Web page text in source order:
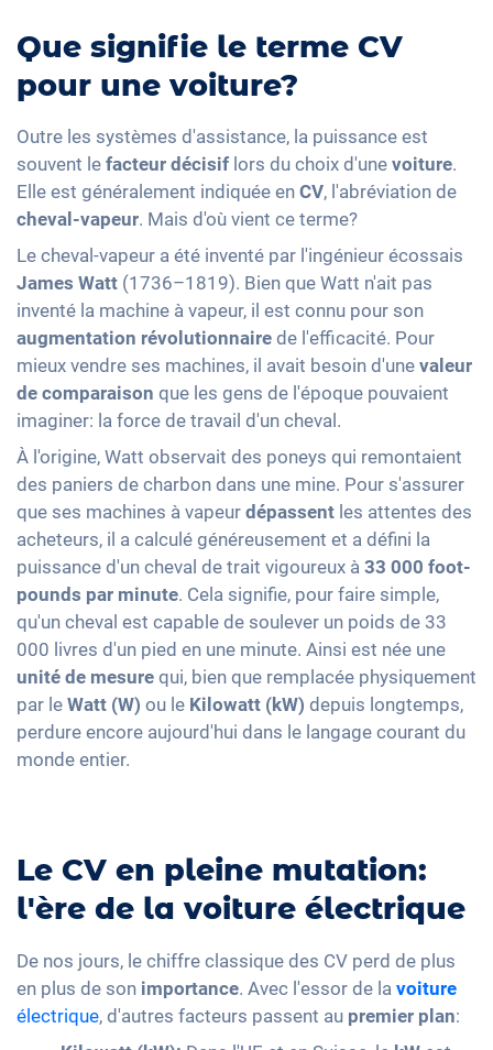
Que signifie le terme CV
pour une voiture?
Outre les systèmes d'assistance, la puissance est
souvent le facteur décisif lors du choix d'une voiture.
Elle est généralement indiquée en CV, l'abréviation de
cheval-vapeur. Mais d'où vient ce terme?
Le cheval-vapeur a été inventé par l'ingénieur écossais
James Watt (1736–1819). Bien que Watt n'ait pas
inventé la machine à vapeur, il est connu pour son
augmentation révolutionnaire de l'efficacité. Pour
mieux vendre ses machines, il avait besoin d'une valeur
de comparaison que les gens de l'époque pouvaient
imaginer: la force de travail d'un cheval.
À l'origine, Watt observait des poneys qui remontaient
des paniers de charbon dans une mine. Pour s'assurer
que ses machines à vapeur dépassent les attentes des
acheteurs, il a calculé généreusement et a défini la
puissance d'un cheval de trait vigoureux à 33 000 foot-
pounds par minute. Cela signifie, pour faire simple,
qu'un cheval est capable de soulever un poids de 33
000 livres d'un pied en une minute. Ainsi est née une
unité de mesure qui, bien que remplacée physiquement
par le Watt (W) ou le Kilowatt (kW) depuis longtemps,
perdure encore aujourd'hui dans le langage courant du
monde entier.
Le CV en pleine mutation:
l'ère de la voiture électrique
De nos jours, le chiffre classique des CV perd de plus
en plus de son importance. Avec l'essor de la voiture
électrique, d'autres facteurs passent au premier plan: